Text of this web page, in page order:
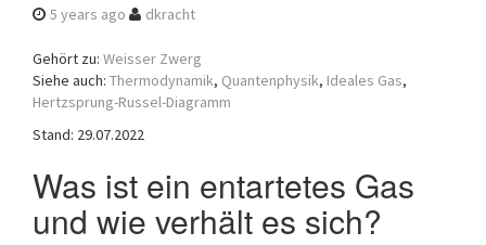
5 years ago dkracht
Gehört zu: Weisser Zwerg
Siehe auch: Thermodynamik, Quantenphysik, Ideales Gas,
Hertzsprung-Russel-Diagramm
Stand: 29.07.2022
Was ist ein entartetes Gas
und wie verhält es sich?